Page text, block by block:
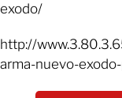
exodo/
http://
arma-nuevo-